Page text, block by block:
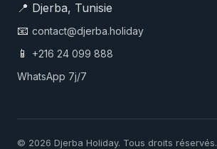
📍 Djerba, Tunisie
📧 contact@djerba.holiday
📱
+216 24 099 888
WhatsApp 7j/7
© 2026 Djerba Holiday. Tous droits réservés.